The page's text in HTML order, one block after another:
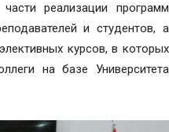
части реализации программ
и студентов, а
курсов, в которых
на базе Университета